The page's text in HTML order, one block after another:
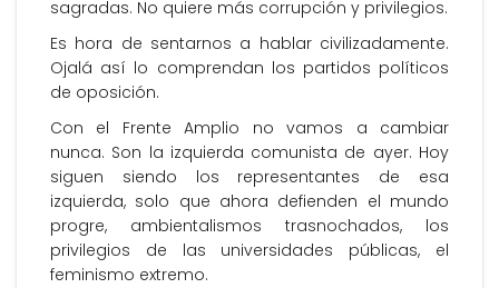
sagradas. No quiere más corrupción y privilegios.
Es hora de sentarnos a hablar civilizadamente.
Ojalá así lo comprendan los partidos políticos
de oposición.
Con el Frente Amplio no vamos a cambiar
nunca. Son la izquierda comunista de ayer. Hoy
siguen siendo los representantes de esa
izquierda, solo que ahora defienden el mundo
progre, ambientalismos trasnochados, los
privilegios de las universidades públicas, el
feminismo extremo.